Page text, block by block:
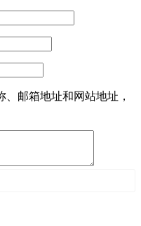
邮箱地址和网站地址，